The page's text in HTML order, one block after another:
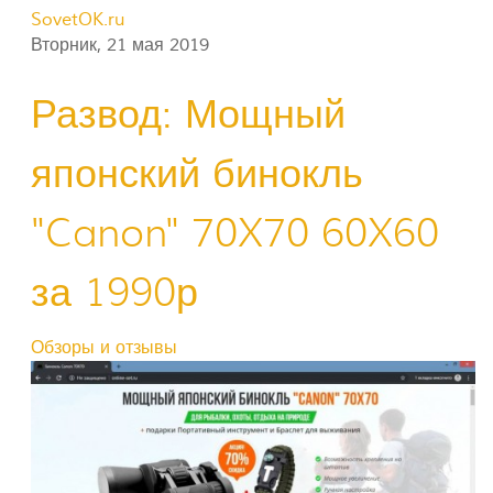
SovetOK.ru
Вторник, 21 мая 2019
Развод: Мощный
японский бинокль
"Canon" 70X70 60X60
за 1990р
Обзоры и отзывы